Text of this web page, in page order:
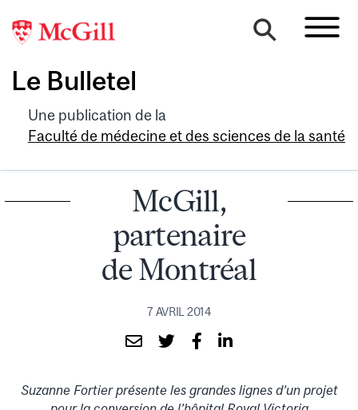
Le Bulletel
Une publication de la
Faculté de médecine et des sciences de la santé
McGill,
partenaire
de Montréal
7 AVRIL 2014
Suzanne Fortier présente les grandes lignes d’un projet